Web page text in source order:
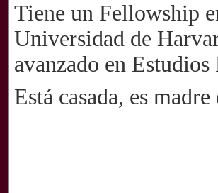
Tiene un Fellowship
Universidad de
avanzado en
Está casada, es